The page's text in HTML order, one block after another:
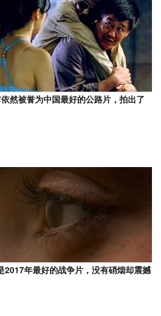
然被誉为中国最好的公路片，拍出了
2017年最好的战争片，没有硝烟却震撼